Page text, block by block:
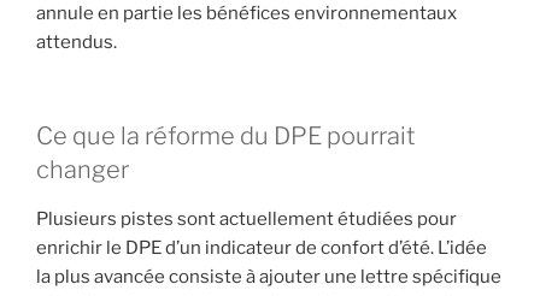
annule en partie les bénéfices environnementaux
attendus.
Ce que la réforme du DPE pourrait
changer
Plusieurs pistes sont actuellement étudiées pour
enrichir le DPE d’un indicateur de confort d’été. L’idée
la plus avancée consiste à ajouter une lettre spécifique